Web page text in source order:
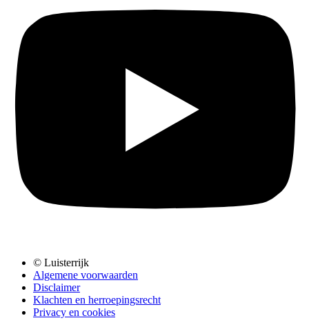
© Luisterrijk
Algemene voorwaarden
Disclaimer
Klachten en herroepingsrecht
Privacy en cookies